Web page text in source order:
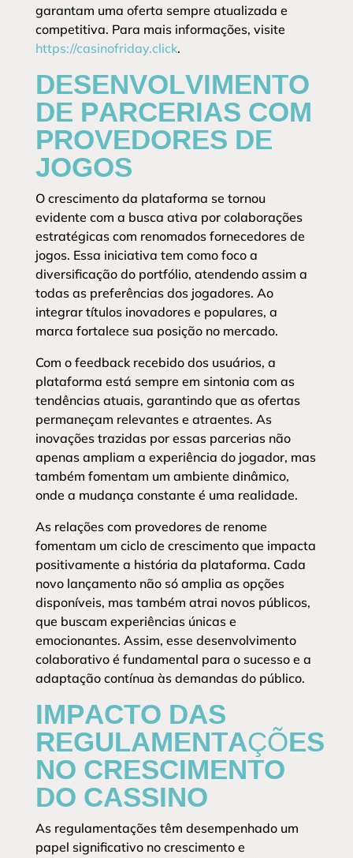
garantam uma oferta sempre atualizada e
competitiva. Para mais informações, visite
https://casinofriday.click.
DESENVOLVIMENTO
DE PARCERIAS COM
PROVEDORES DE
JOGOS
O crescimento da plataforma se tornou
evidente com a busca ativa por colaborações
estratégicas com renomados fornecedores de
jogos. Essa iniciativa tem como foco a
diversificação do portfólio, atendendo assim a
todas as preferências dos jogadores. Ao
integrar títulos inovadores e populares, a
marca fortalece sua posição no mercado.
Com o feedback recebido dos usuários, a
plataforma está sempre em sintonia com as
tendências atuais, garantindo que as ofertas
permaneçam relevantes e atraentes. As
inovações trazidas por essas parcerias não
apenas ampliam a experiência do jogador, mas
também fomentam um ambiente dinâmico,
onde a mudança constante é uma realidade.
As relações com provedores de renome
fomentam um ciclo de crescimento que impacta
positivamente a história da plataforma. Cada
novo lançamento não só amplia as opções
disponíveis, mas também atrai novos públicos,
que buscam experiências únicas e
emocionantes. Assim, esse desenvolvimento
colaborativo é fundamental para o sucesso e a
adaptação contínua às demandas do público.
IMPACTO DAS
REGULAMENTAÇÕES
NO CRESCIMENTO
DO CASSINO
As regulamentações têm desempenhado um
papel significativo no crescimento e